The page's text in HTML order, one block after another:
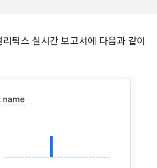
틱스 실시간 보고서에 다음과 같이